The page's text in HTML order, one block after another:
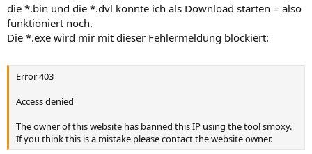
die *.bin und die *.dvl konnte ich als Download starten = also
funktioniert noch.
Die *.exe wird mir mit dieser Fehlermeldung blockiert:
Error 403
Access denied
The owner of this website has banned this IP using the tool smoxy.
If you think this is a mistake please contact the website owner.